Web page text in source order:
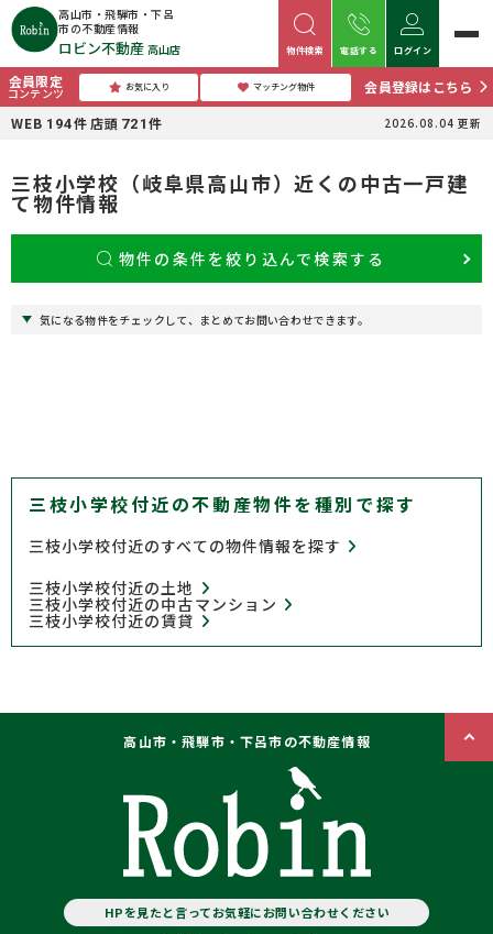
高山市・飛騨市・下呂
市の不動産情報
ロビン不動産 高山店 物件検索 電話する ログイン
会員限定
コンテンツ お気に入り マッチング物件
会員登録はこちら
WEB 194件 店頭 721件 2026.08.04 更新
三枝小学校（岐阜県高山市）近くの中古一戸建
て物件情報
物件の条件を絞り込んで検索する
気になる物件をチェックして、まとめてお問い合わせできます。
三枝小学校付近の不動産物件を種別で探す
三枝小学校付近のすべての物件情報を探す
三枝小学校付近の土地
三枝小学校付近の中古マンション
三枝小学校付近の賃貸
高山市・飛騨市・下呂市の不動産情報
HPを見たと言ってお気軽にお問い合わせください